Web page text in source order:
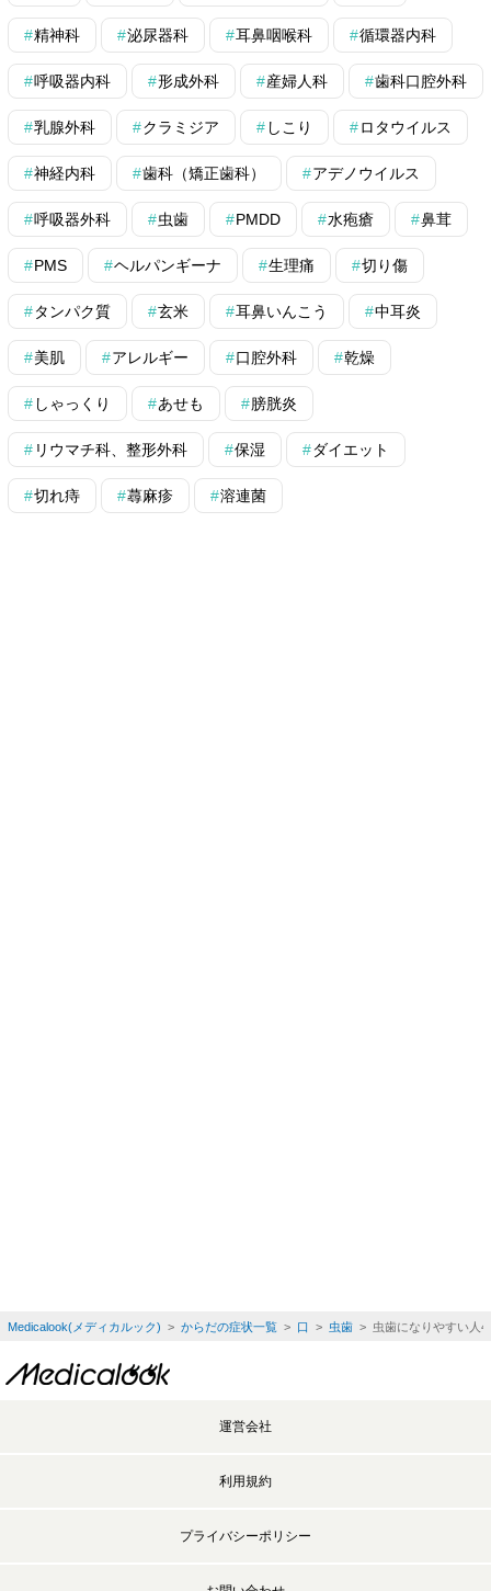
精神科 泌尿器科 耳鼻咽喉科 循環器内科
呼吸器内科 形成外科 産婦人科 歯科口腔外科
乳腺外科 クラミジア しこり ロタウイルス
神経内科 歯科（矯正歯科） アデノウイルス
呼吸器外科 虫歯 PMDD 水疱瘡 鼻茸
PMS ヘルパンギーナ 生理痛 切り傷
タンパク質 玄米 耳鼻いんこう 中耳炎
美肌 アレルギー 口腔外科 乾燥
しゃっくり あせも 膀胱炎
リウマチ科、整形外科 保湿 ダイエット
切れ痔 蕁麻疹 溶連菌
Medicalook(メディカルック) > からだの症状一覧> 口 > 虫歯> 虫歯になりやすい人4
運営会社
利用規約
プライバシーポリシー